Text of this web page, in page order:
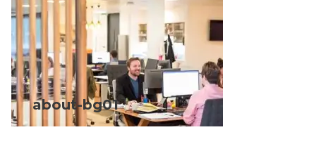
about-bg01